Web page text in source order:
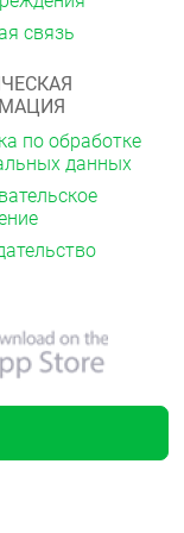
24
снижение
через 2-
уровне
позволяет
снижения АД.
У
(СД) 2 типа и
в дозе 160-
снижение
миокарда у
2-х лет, с
после
связь
по обработке
данных